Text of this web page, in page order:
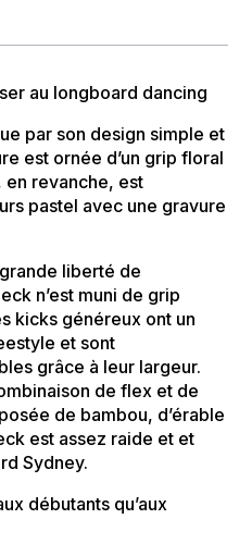
au longboard dancing
par son design simple et
est ornée d’un grip floral
revanche, est
pastel avec une gravure
liberté de
n’est muni de grip
kicks généreux ont un
et sont
grâce à leur largeur.
de flex et de
de bambou, d’érable
est assez raide et et
Sydney.
débutants qu’aux